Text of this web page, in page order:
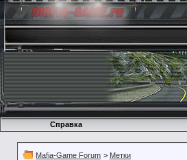
Справка
Mafia-Game Forum > Метки